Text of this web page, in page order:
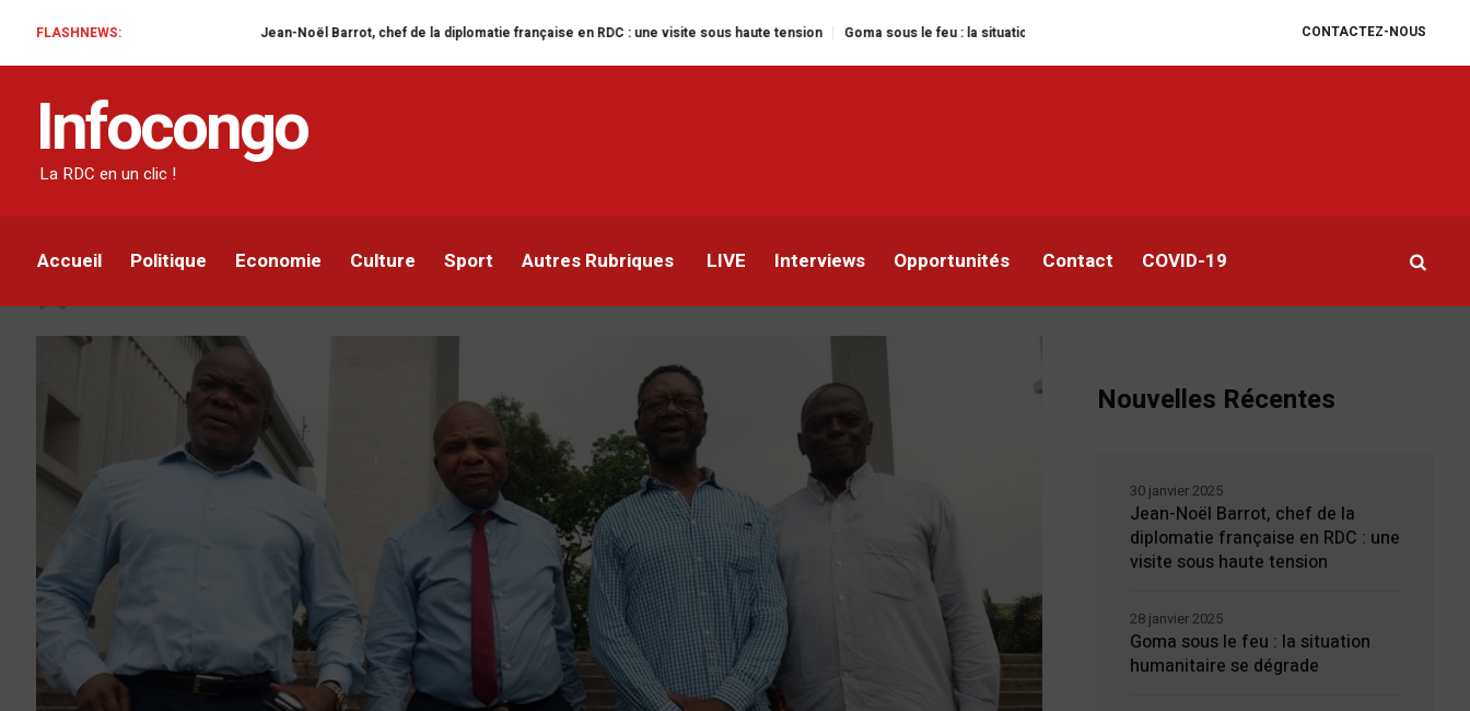
CONTACTEZ-NOUS
FLASHNEWS: Jean-Noël Barrot, chef de la diplomatie française en RDC : une visite sous haute tension Goma sous le feu : la situation humanitaire se dégrade William Ruto convoque un sommet extraordinaire de
Infocongo
La RDC en un clic !
Accueil Politique Economie Culture Sport Autres Rubriques LIVE Interviews Opportunités Contact COVID-19
L’Ong « Je suis congolaise, Je suis congolais »
accuse l’Avocat Général Kalonda Djongambolo de
Nouvelles Récentes
Jean-Noël Barrot, chef de la
diplomatie française en RDC : une
visite sous haute tension
30 janvier 2025
Goma sous le feu : la situation
humanitaire se dégrade
28 janvier 2025